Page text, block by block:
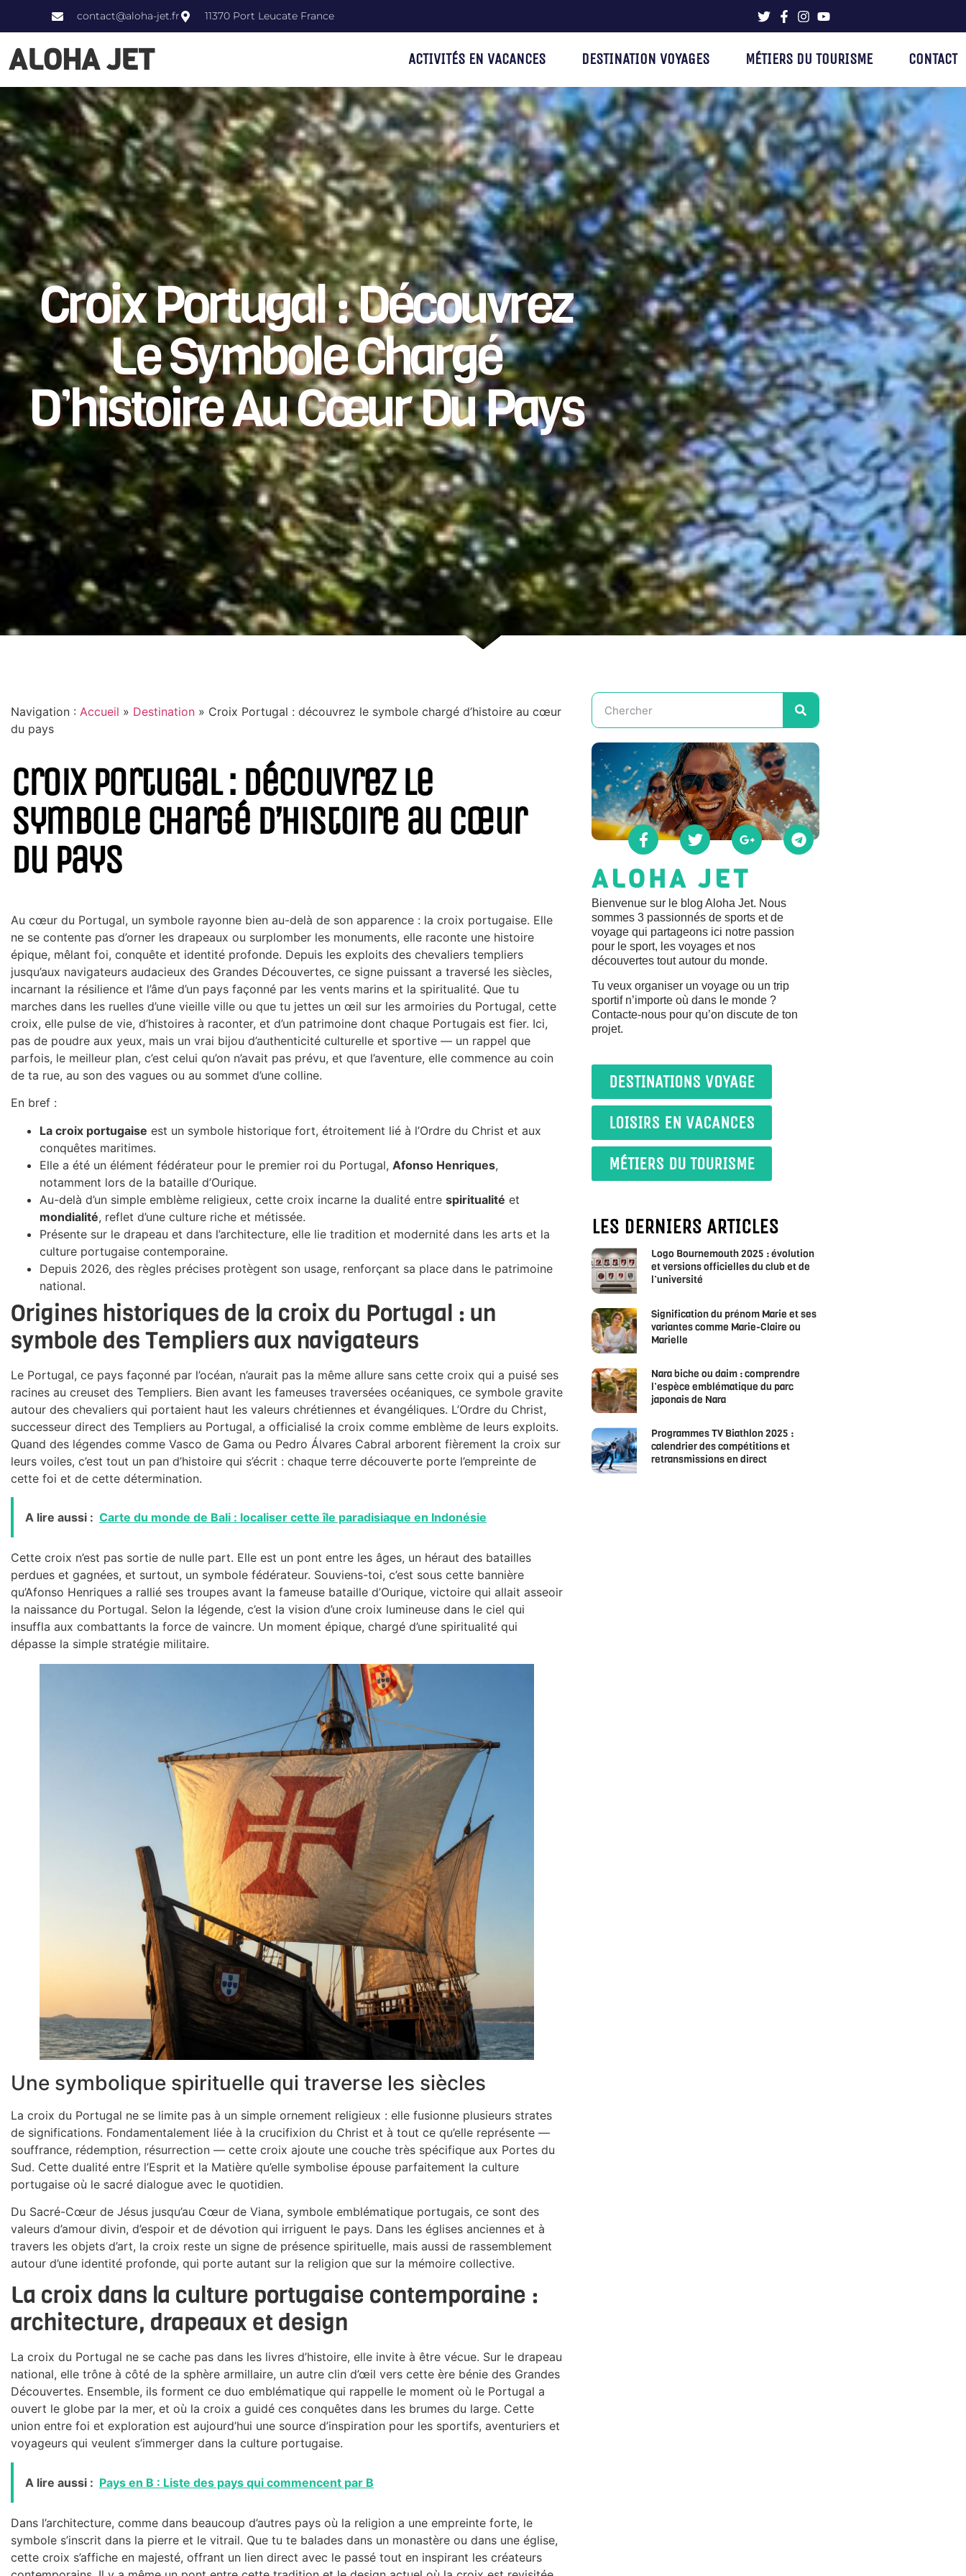
contact@aloha-jet.fr 11370 Port Leucate France
ALOHA JET ACTIVITÉS EN VACANCES DESTINATION VOYAGES MÉTIERS DU TOURISME CONTACT
Croix Portugal : Découvrez
Le Symbole Chargé
D’histoire Au Cœur Du Pays
Navigation : Accueil » Destination » Croix Portugal : découvrez le symbole chargé d’histoire au cœur
du pays
Croix Portugal : découvrez le
symbole chargé d’histoire au cœur
du pays
Au cœur du Portugal, un symbole rayonne bien au-delà de son apparence : la croix portugaise. Elle
ne se contente pas d’orner les drapeaux ou surplomber les monuments, elle raconte une histoire
épique, mêlant foi, conquête et identité profonde. Depuis les exploits des chevaliers templiers
jusqu’aux navigateurs audacieux des Grandes Découvertes, ce signe puissant a traversé les siècles,
incarnant la résilience et l’âme d’un pays façonné par les vents marins et la spiritualité. Que tu
marches dans les ruelles d’une vieille ville ou que tu jettes un œil sur les armoiries du Portugal, cette
croix, elle pulse de vie, d’histoires à raconter, et d’un patrimoine dont chaque Portugais est fier. Ici,
pas de poudre aux yeux, mais un vrai bijou d’authenticité culturelle et sportive — un rappel que
parfois, le meilleur plan, c’est celui qu’on n’avait pas prévu, et que l’aventure, elle commence au coin
de ta rue, au son des vagues ou au sommet d’une colline.
En bref :
La croix portugaise est un symbole historique fort, étroitement lié à l’Ordre du Christ et aux
conquêtes maritimes.
Elle a été un élément fédérateur pour le premier roi du Portugal, Afonso Henriques,
notamment lors de la bataille d’Ourique.
Au-delà d’un simple emblème religieux, cette croix incarne la dualité entre spiritualité et
mondialité, reflet d’une culture riche et métissée.
Présente sur le drapeau et dans l’architecture, elle lie tradition et modernité dans les arts et la
culture portugaise contemporaine.
Depuis 2026, des règles précises protègent son usage, renforçant sa place dans le patrimoine
national.
Origines historiques de la croix du Portugal : un
symbole des Templiers aux navigateurs
Le Portugal, ce pays façonné par l’océan, n’aurait pas la même allure sans cette croix qui a puisé ses
racines au creuset des Templiers. Bien avant les fameuses traversées océaniques, ce symbole gravite
autour des chevaliers qui portaient haut les valeurs chrétiennes et évangéliques. L’Ordre du Christ,
successeur direct des Templiers au Portugal, a officialisé la croix comme emblème de leurs exploits.
Quand des légendes comme Vasco de Gama ou Pedro Álvares Cabral arborent fièrement la croix sur
leurs voiles, c’est tout un pan d’histoire qui s’écrit : chaque terre découverte porte l’empreinte de
cette foi et de cette détermination.
A lire aussi : Carte du monde de Bali : localiser cette île paradisiaque en Indonésie
Cette croix n’est pas sortie de nulle part. Elle est un pont entre les âges, un héraut des batailles
perdues et gagnées, et surtout, un symbole fédérateur. Souviens-toi, c’est sous cette bannière
qu’Afonso Henriques a rallié ses troupes avant la fameuse bataille d’Ourique, victoire qui allait asseoir
la naissance du Portugal. Selon la légende, c’est la vision d’une croix lumineuse dans le ciel qui
insuffla aux combattants la force de vaincre. Un moment épique, chargé d’une spiritualité qui
dépasse la simple stratégie militaire.
Une symbolique spirituelle qui traverse les siècles
La croix du Portugal ne se limite pas à un simple ornement religieux : elle fusionne plusieurs strates
de significations. Fondamentalement liée à la crucifixion du Christ et à tout ce qu’elle représente —
souffrance, rédemption, résurrection — cette croix ajoute une couche très spécifique aux Portes du
Sud. Cette dualité entre l’Esprit et la Matière qu’elle symbolise épouse parfaitement la culture
portugaise où le sacré dialogue avec le quotidien.
Du Sacré-Cœur de Jésus jusqu’au Cœur de Viana, symbole emblématique portugais, ce sont des
valeurs d’amour divin, d’espoir et de dévotion qui irriguent le pays. Dans les églises anciennes et à
travers les objets d’art, la croix reste un signe de présence spirituelle, mais aussi de rassemblement
autour d’une identité profonde, qui porte autant sur la religion que sur la mémoire collective.
La croix dans la culture portugaise contemporaine :
architecture, drapeaux et design
La croix du Portugal ne se cache pas dans les livres d’histoire, elle invite à être vécue. Sur le drapeau
national, elle trône à côté de la sphère armillaire, un autre clin d’œil vers cette ère bénie des Grandes
Découvertes. Ensemble, ils forment ce duo emblématique qui rappelle le moment où le Portugal a
ouvert le globe par la mer, et où la croix a guidé ces conquêtes dans les brumes du large. Cette
union entre foi et exploration est aujourd’hui une source d’inspiration pour les sportifs, aventuriers et
voyageurs qui veulent s’immerger dans la culture portugaise.
A lire aussi : Pays en B : Liste des pays qui commencent par B
Dans l’architecture, comme dans beaucoup d’autres pays où la religion a une empreinte forte, le
symbole s’inscrit dans la pierre et le vitrail. Que tu te balades dans un monastère ou dans une église,
cette croix s’affiche en majesté, offrant un lien direct avec le passé tout en inspirant les créateurs
ALOHA JET
Bienvenue sur le blog Aloha Jet. Nous
sommes 3 passionnés de sports et de
voyage qui partageons ici notre passion
pour le sport, les voyages et nos
découvertes tout autour du monde.
Tu veux organiser un voyage ou un trip
sportif n’importe où dans le monde ?
Contacte-nous pour qu’on discute de ton
projet.
DESTINATIONS VOYAGE
LOISIRS EN VACANCES
MÉTIERS DU TOURISME
LES DERNIERS ARTICLES
Logo Bournemouth 2025 : évolution
et versions officielles du club et de
l’université
Signification du prénom Marie et ses
variantes comme Marie-Claire ou
Marielle
Nara biche ou daim : comprendre
l’espèce emblématique du parc
japonais de Nara
Programmes TV Biathlon 2025 :
calendrier des compétitions et
retransmissions en direct